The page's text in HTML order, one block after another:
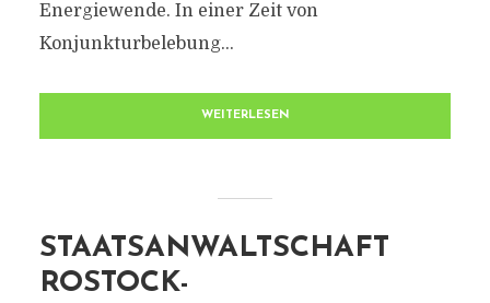
Energiewende. In einer Zeit von
Konjunkturbelebung...
WEITERLESEN
STAATSANWALTSCHAFT
ROSTOCK-